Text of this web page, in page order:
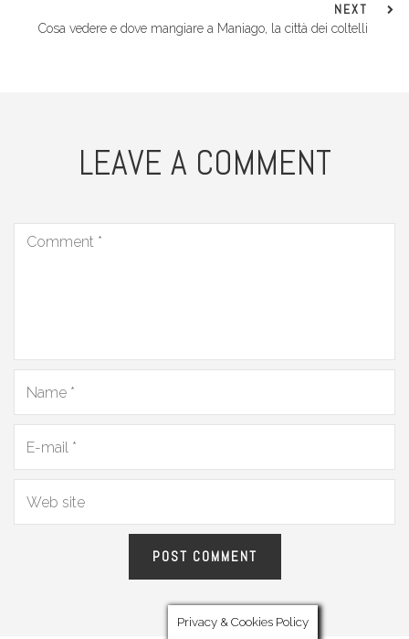
NEXT
Cosa vedere e dove mangiare a Maniago, la città dei coltelli
LEAVE A COMMENT
Privacy & Cookies Policy